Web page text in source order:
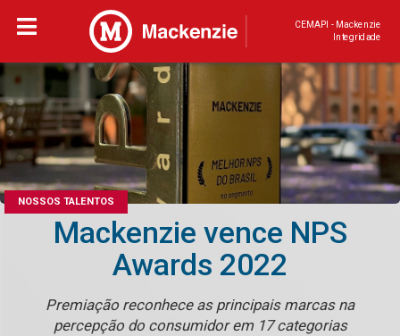
CEMAPI - Mackenzie
Integridade
NOSSOS TALENTOS
Mackenzie vence NPS
Awards 2022
Premiação reconhece as principais marcas na
percepção do consumidor em 17 categorias